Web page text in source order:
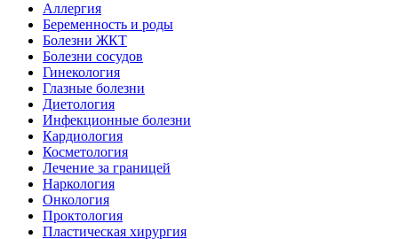
Аллергия
Беременность и роды
Болезни ЖКТ
Болезни сосудов
Гинекология
Глазные болезни
Диетология
Инфекционные болезни
Кардиология
Косметология
Лечение за границей
Наркология
Онкология
Проктология
Пластическая хирургия